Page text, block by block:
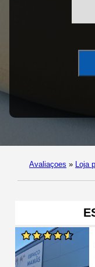
Avaliaçoes » Loja